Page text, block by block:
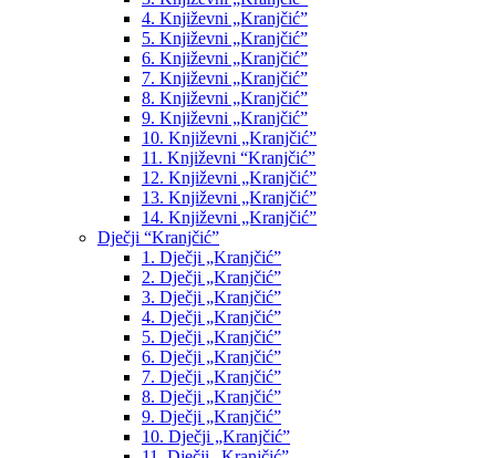
4. Književni „Kranjčić”
5. Književni „Kranjčić”
6. Književni „Kranjčić”
7. Književni „Kranjčić”
8. Književni „Kranjčić”
9. Književni „Kranjčić”
10. Književni „Kranjčić”
11. Književni “Kranjčić”
12. Književni „Kranjčić”
13. Književni „Kranjčić”
14. Književni „Kranjčić”
Dječji “Kranjčić”
1. Dječji „Kranjčić”
2. Dječji „Kranjčić”
3. Dječji „Kranjčić”
4. Dječji „Kranjčić”
5. Dječji „Kranjčić”
6. Dječji „Kranjčić”
7. Dječji „Kranjčić”
8. Dječji „Kranjčić”
9. Dječji „Kranjčić”
10. Dječji „Kranjčić”